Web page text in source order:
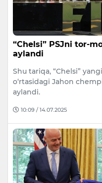
“Chelsi” PSJni tor-
aylandi
Shu tariqa, “Chelsi”
o‘rtasidagi Jahon
aylandi.
10:09 / 14.07.2025